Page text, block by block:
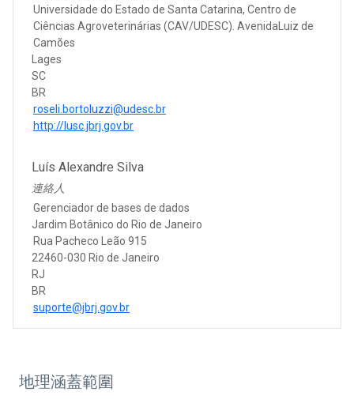
Universidade do Estado de Santa Catarina, Centro de
Ciências Agroveterinárias (CAV/UDESC). AvenidaLuiz de
Camões
Lages
SC
BR
roseli.bortoluzzi@udesc.br
http://lusc.jbrj.gov.br
Luís Alexandre Silva
連絡人
Gerenciador de bases de dados
Jardim Botânico do Rio de Janeiro
Rua Pacheco Leão 915
22460-030 Rio de Janeiro
RJ
BR
suporte@jbrj.gov.br
地理涵蓋範圍